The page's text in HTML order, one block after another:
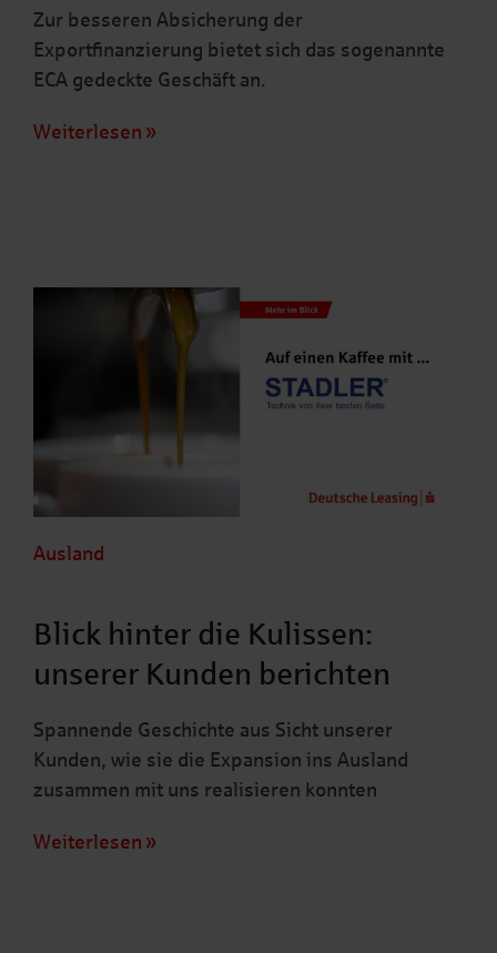
Zur besseren Absicherung der
Exportfinanzierung bietet sich das sogenannte
ECA gedeckte Geschäft an.
Weiterlesen
Ausland
Blick hinter die Kulissen:
unserer Kunden berichten
Spannende Geschichte aus Sicht unserer
Kunden, wie sie die Expansion ins Ausland
zusammen mit uns realisieren konnten
Weiterlesen